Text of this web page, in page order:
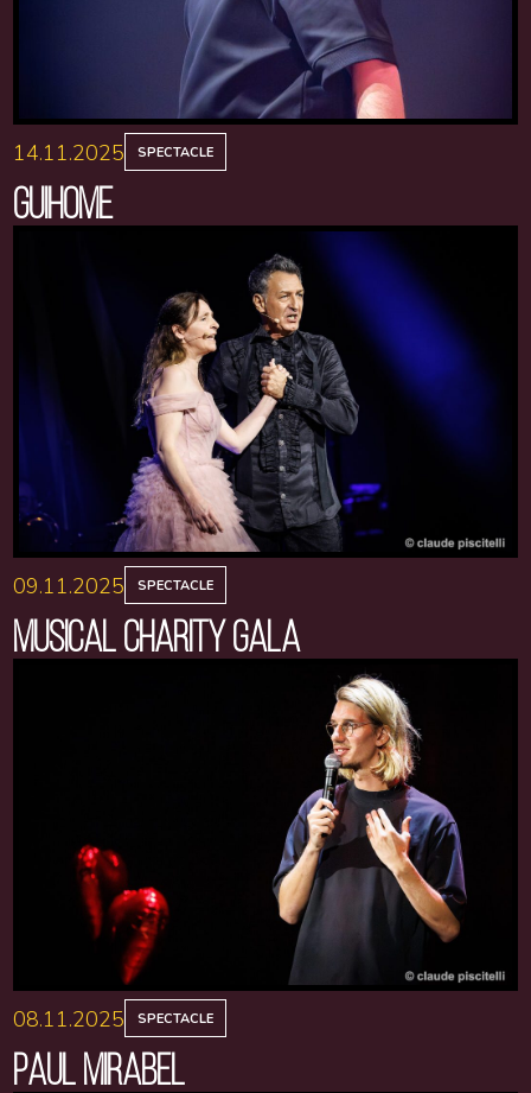
14.11.2025 SPECTACLE
GUIHOME
09.11.2025 SPECTACLE
MUSICAL CHARITY GALA
08.11.2025 SPECTACLE
PAUL MIRABEL